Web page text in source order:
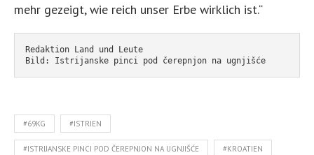
mehr gezeigt, wie reich unser Erbe wirklich ist.“
Redaktion Land und Leute
Bild: Istrijanske pinci pod čerepnjon na ugnjišće
#69KG #ISTRIEN
#ISTRIJANSKE PINCI POD ČEREPNJON NA UGNJIŠĆE #KROATIEN